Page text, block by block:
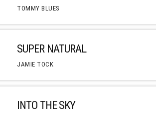
TOMMY BLUES
SUPER NATURAL
JAMIE TOCK
INTO THE SKY